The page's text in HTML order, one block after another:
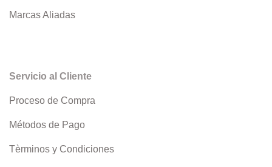
Marcas Aliadas
Servicio al Cliente
Proceso de Compra
Métodos de Pago
Tèrminos y Condiciones